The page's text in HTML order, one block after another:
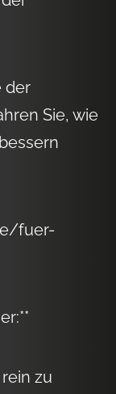
der
Sie, wie
fuer-
zu